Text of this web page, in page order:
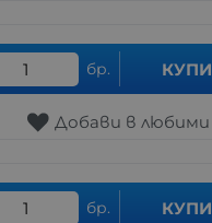
бр. КУПИ
Добави в любими
бр. КУПИ